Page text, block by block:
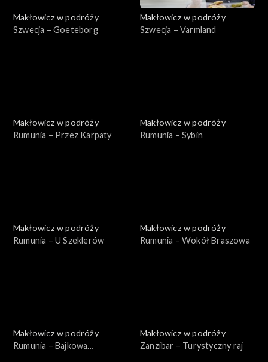
Makłowicz w podróży
Szwecja – Goeteborg
Makłowicz w podróży
Szwecja – Varmland
Makłowicz w podróży
Rumunia – Przez Karpaty
Makłowicz w podróży
Rumunia – Sybin
Makłowicz w podróży
Rumunia – U Szeklerów
Makłowicz w podróży
Rumunia – Wokół Braszowa
Makłowicz w podróży
Rumunia – Bajkowa
Makłowicz w podróży
Zanzibar – Turystyczny raj